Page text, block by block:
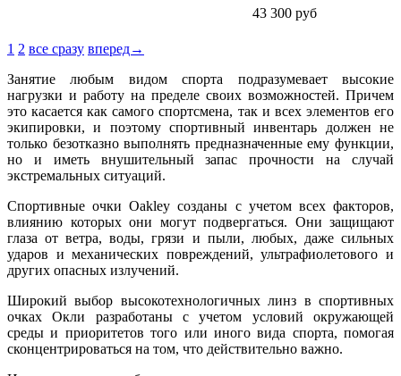
43 300 руб
1 2 все сразу вперед→
Занятие любым видом спорта подразумевает высокие
нагрузки и работу на пределе своих возможностей. Причем
это касается как самого спортсмена, так и всех элементов его
экипировки, и поэтому спортивный инвентарь должен не
только безотказно выполнять предназначенные ему функции,
но и иметь внушительный запас прочности на случай
экстремальных ситуаций.
Спортивные очки Oakley созданы с учетом всех факторов,
влиянию которых они могут подвергаться. Они защищают
глаза от ветра, воды, грязи и пыли, любых, даже сильных
ударов и механических повреждений, ультрафиолетового и
других опасных излучений.
Широкий выбор высокотехнологичных линз в спортивных
очках Окли разработаны с учетом условий окружающей
среды и приоритетов того или иного вида спорта, помогая
сконцентрироваться на том, что действительно важно.